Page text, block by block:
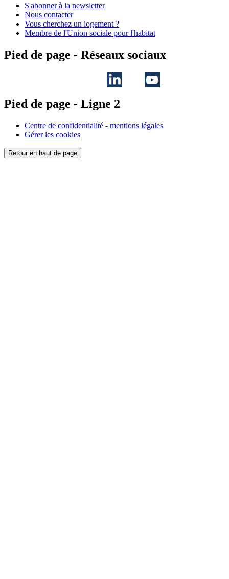
S'abonner à la newsletter
Nous contacter
Vous cherchez un logement ?
Membre de l'Union sociale pour l'habitat
Pied de page - Réseaux sociaux
Pied de page - Ligne 2
Centre de confidentialité - mentions légales
Gérer les cookies
Retour en haut de page